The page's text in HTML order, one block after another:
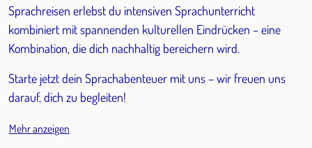
Sprachreisen erlebst du intensiven Sprachunterricht
kombiniert mit spannenden kulturellen Eindrücken – eine
Kombination, die dich nachhaltig bereichern wird.
Starte jetzt dein Sprachabenteuer mit uns – wir freuen uns
darauf, dich zu begleiten!
Mehr anzeigen